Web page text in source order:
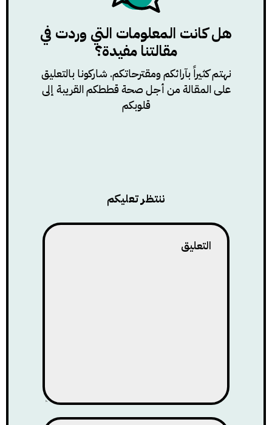
هل كانت المعلومات التي وردت في
مقالتنا مفيدة؟
نهتم كثيراً بآرائكم ومقترحاتكم. شاركونا بالتعليق
على المقالة من أجل صحة قططكم القريبة إلى
قلوبكم
ننتظر تعليكم